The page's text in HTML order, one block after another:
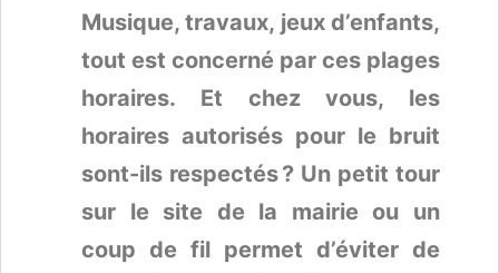
Musique, travaux, jeux d’enfants,
tout est concerné par ces plages
horaires. Et chez vous, les
horaires autorisés pour le bruit
sont-ils respectés ? Un petit tour
sur le site de la mairie ou un
coup de fil permet d’éviter de